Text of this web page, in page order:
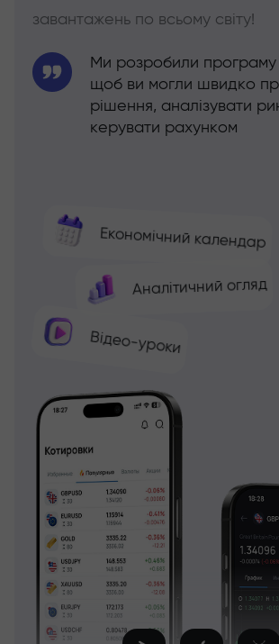
завантажень по всьому світу!
Економічний календар
Аналітичний огляд
Відео-уроки
Ми розробили програму
щоб ви могли швидко
рішення, аналізувати
керувати рахунком